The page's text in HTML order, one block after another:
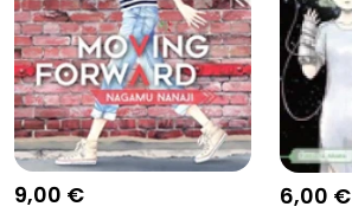
9,00 € 6,00 €